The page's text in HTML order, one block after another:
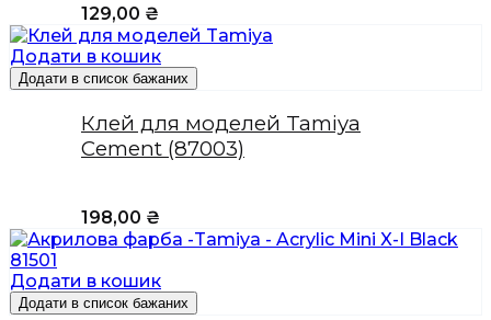
129,00 ₴
Додати в кошик
Додати в список бажаних
Клей для моделей Tamiya
Cement (87003)
198,00 ₴
Додати в кошик
Додати в список бажаних